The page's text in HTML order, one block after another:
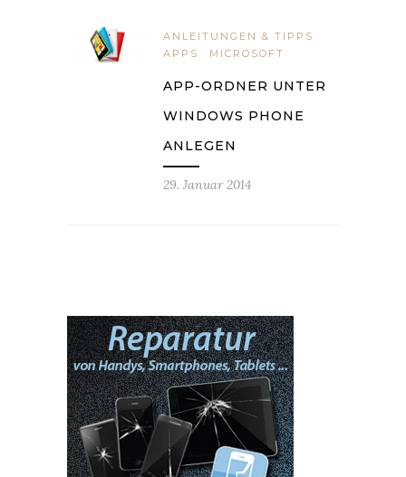
ANLEITUNGEN & TIPPS
APPS
MICROSOFT
APP-ORDNER UNTER
WINDOWS PHONE
ANLEGEN
29. Januar 2014